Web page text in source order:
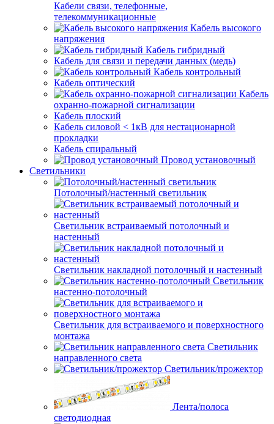
Кабели связи, телефонные,
телекоммуникационные
Кабель высокого
напряжения
Кабель гибридный
Кабель для связи и передачи данных (медь)
Кабель контрольный
Кабель оптический
Кабель
охранно-пожарной сигнализации
Кабель плоский
Кабель силовой < 1кВ для нестационарной
прокладки
Кабель спиральный
Провод установочный
Светильники
Потолочный/настенный светильник
Светильник встраиваемый потолочный и
настенный
Светильник накладной потолочный и настенный
Светильник
настенно-потолочный
Светильник для встраиваемого и поверхностного
монтажа
Светильник
направленного света
Светильник/прожектор
Лента/полоса
светодиодная